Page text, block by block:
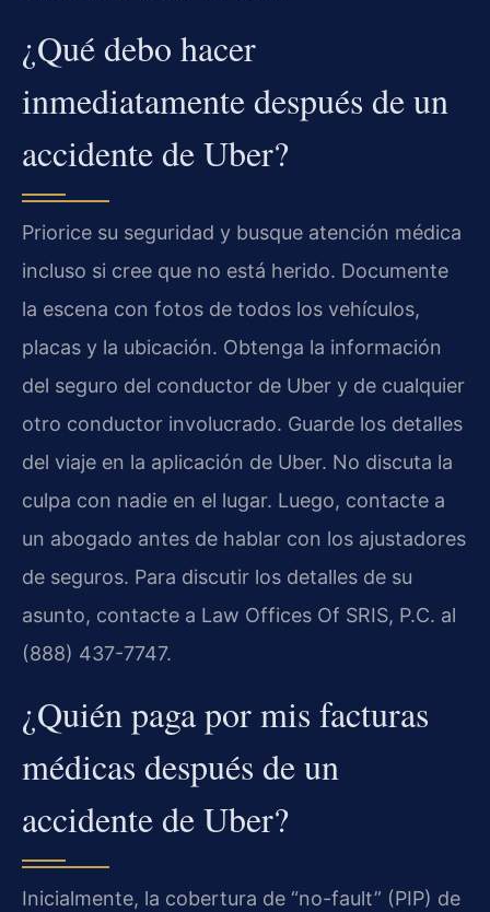
¿Qué debo hacer
inmediatamente después de un
accidente de Uber?
Priorice su seguridad y busque atención médica
incluso si cree que no está herido. Documente
la escena con fotos de todos los vehículos,
placas y la ubicación. Obtenga la información
del seguro del conductor de Uber y de cualquier
otro conductor involucrado. Guarde los detalles
del viaje en la aplicación de Uber. No discuta la
culpa con nadie en el lugar. Luego, contacte a
un abogado antes de hablar con los ajustadores
de seguros. Para discutir los detalles de su
asunto, contacte a Law Offices Of SRIS, P.C. al
(888) 437-7747.
¿Quién paga por mis facturas
médicas después de un
accidente de Uber?
Inicialmente, la cobertura de “no-fault” (PIP) de